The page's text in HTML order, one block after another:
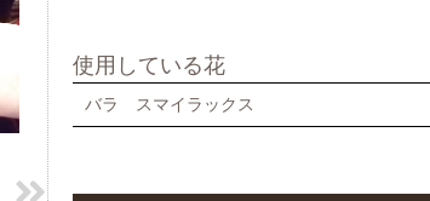
使用している花
バラ スマイラックス